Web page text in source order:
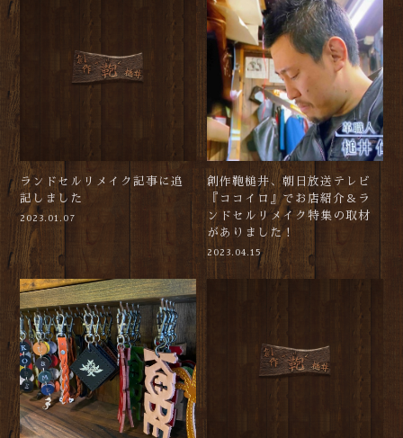
ランドセルリメイク記事に追
記しました
2023.01.07
創作鞄槌井、朝日放送テレビ
『ココイロ』でお店紹介＆ラ
ンドセルリメイク特集の取材
がありました！
2023.04.15